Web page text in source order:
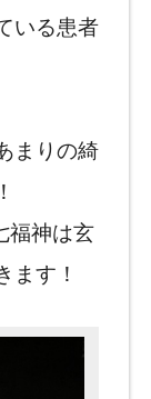
いる患者
まりの綺
福神は玄
ます！